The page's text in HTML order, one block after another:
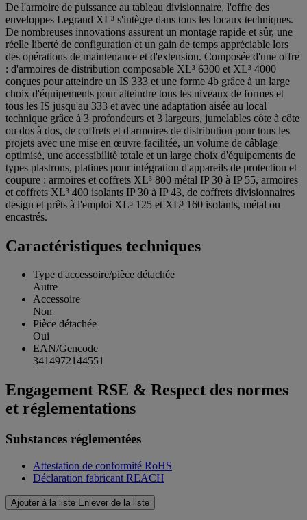
De l'armoire de puissance au tableau divisionnaire, l'offre des
enveloppes Legrand XL³ s'intègre dans tous les locaux techniques.
De nombreuses innovations assurent un montage rapide et sûr, une
réelle liberté de configuration et un gain de temps appréciable lors
des opérations de maintenance et d'extension. Composée d'une offre
: d'armoires de distribution composable XL³ 6300 et XL³ 4000
conçues pour atteindre un IS 333 et une forme 4b grâce à un large
choix d'équipements pour atteindre tous les niveaux de formes et
tous les IS jusqu'au 333 et avec une adaptation aisée au local
technique grâce à 3 profondeurs et 3 largeurs, jumelables côte à côte
ou dos à dos, de coffrets et d'armoires de distribution pour tous les
projets avec une mise en œuvre facilitée, un volume de câblage
optimisé, une accessibilité totale et un large choix d'équipements de
types plastrons, platines pour intégration d'appareils de protection et
coupure : armoires et coffrets XL³ 800 métal IP 30 à IP 55, armoires
et coffrets XL³ 400 isolants IP 30 à IP 43, de coffrets divisionnaires
design et prêts à l'emploi XL³ 125 et XL³ 160 isolants, métal ou
encastrés.
Caractéristiques techniques
Type d'accessoire/pièce détachée
Autre
Accessoire
Non
Pièce détachée
Oui
EAN/Gencode
3414972144551
Engagement RSE & Respect des normes
et réglementations
Substances réglementées
Attestation de conformité RoHS
Déclaration fabricant REACH
Ajouter à la liste Enlever de la liste